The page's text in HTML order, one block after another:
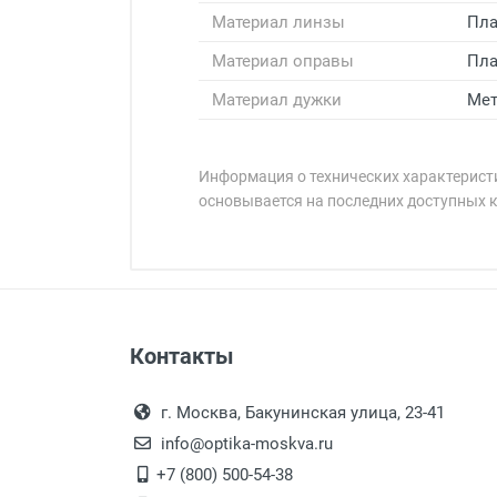
Материал линзы
Материал оправы
Материал дужки
Информация о технических
основывается на последних доступных
Перечисление средств на
Выдаем товар в рабочие
После того, как заказ
Для получения товара при
Заказ необходимо
дополнительных расходов за
Контакты
г. Москва, Бакунинская улица, 23-41
info@optika-moskva.ru
+7 (800) 500-54-38